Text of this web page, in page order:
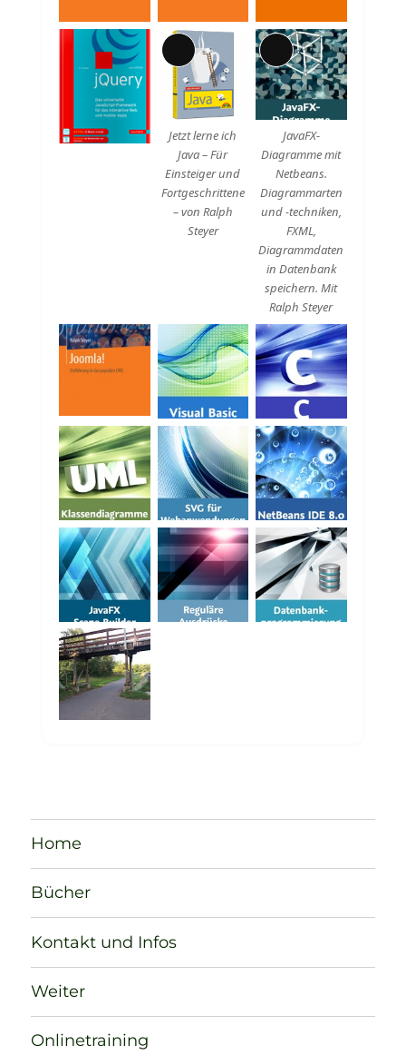
Lange
Beschreibung
Jetzt lerne ich
Java – Für
Einsteiger und
Fortgeschrittene
– von Ralph
Steyer
Lange
Beschreibung
JavaFX-
Diagramme mit
Netbeans.
Diagrammarten
und -techniken,
FXML,
Diagrammdaten
in Datenbank
speichern. Mit
Ralph Steyer
Home
Bücher
Kontakt und Infos
Weiter
Onlinetraining